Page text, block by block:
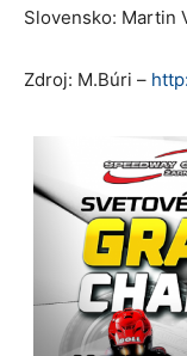
Slovensko: Martin
Zdroj: M.Búri –